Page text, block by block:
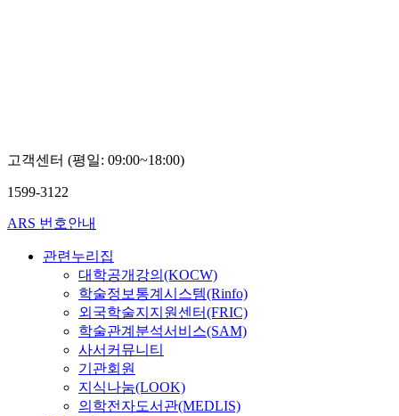
고객센터 (평일: 09:00~18:00)
1599-3122
ARS 번호안내
관련누리집
대학공개강의(KOCW)
학술정보통계시스템(Rinfo)
외국학술지지원센터(FRIC)
학술관계분석서비스(SAM)
사서커뮤니티
기관회원
지식나눔(LOOK)
의학전자도서관(MEDLIS)